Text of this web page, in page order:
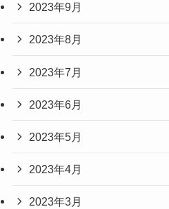
2023年9月
2023年8月
2023年7月
2023年6月
2023年5月
2023年4月
2023年3月